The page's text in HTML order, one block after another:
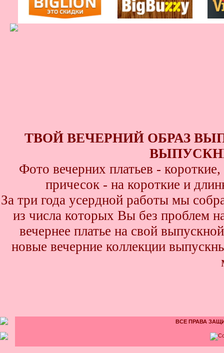
ТВОЙ ВЕЧЕРНИЙ ОБРАЗ
Фото вечерних платьев -
причесок - на короткие и
За три года усердной работы мы
из числа которых Вы без проблем
вечернее платье на свой
новые вечерние коллекции
ВСЕ ПРАВА